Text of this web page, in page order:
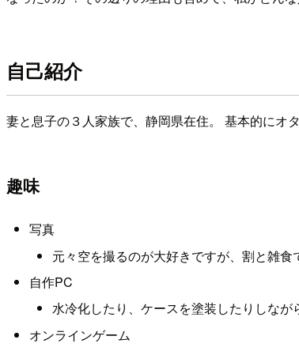
自己紹介
妻と息子の３人家族で、静岡県在住。 基本的にオ
趣味
写真
元々空を撮るのが大好きですが、割と雑食
自作PC
水冷化したり、ケースを塗装したりしなが
オンラインゲーム